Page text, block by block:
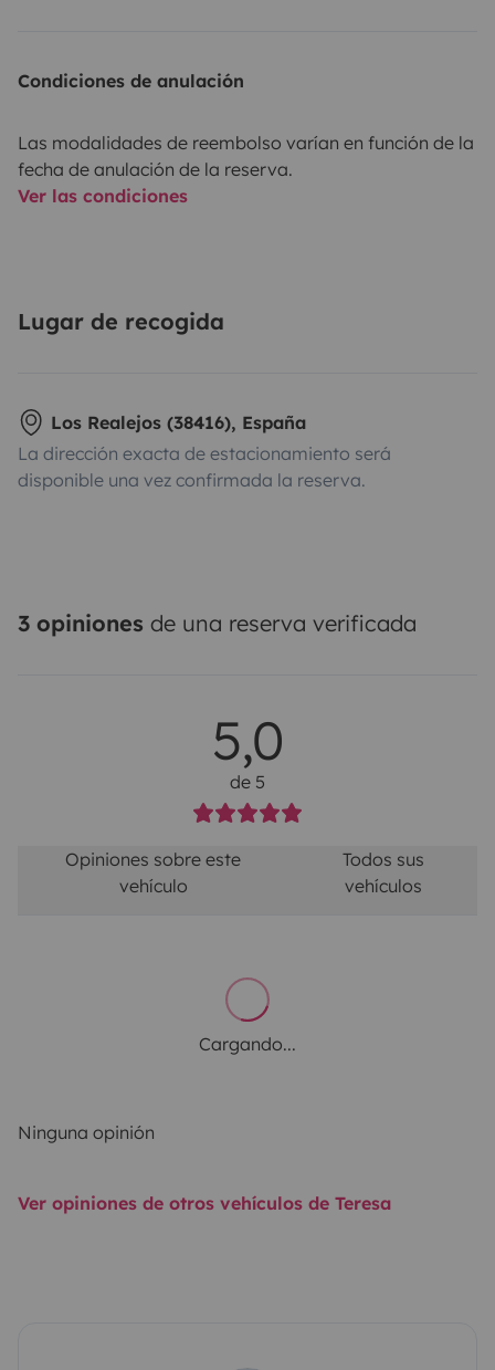
Condiciones de anulación
Las modalidades de reembolso varían en función de la
fecha de anulación de la reserva.
Ver las condiciones
Lugar de recogida
Los Realejos (38416), España
La dirección exacta de estacionamiento será
disponible una vez confirmada la reserva.
3 opiniones de una reserva verificada
5,0
de 5
Opiniones sobre este
vehículo
Todos sus
vehículos
Cargando...
Ninguna opinión
Ver opiniones de otros vehículos de Teresa